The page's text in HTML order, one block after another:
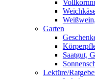
Garten
Saatgut,
Lektüre/